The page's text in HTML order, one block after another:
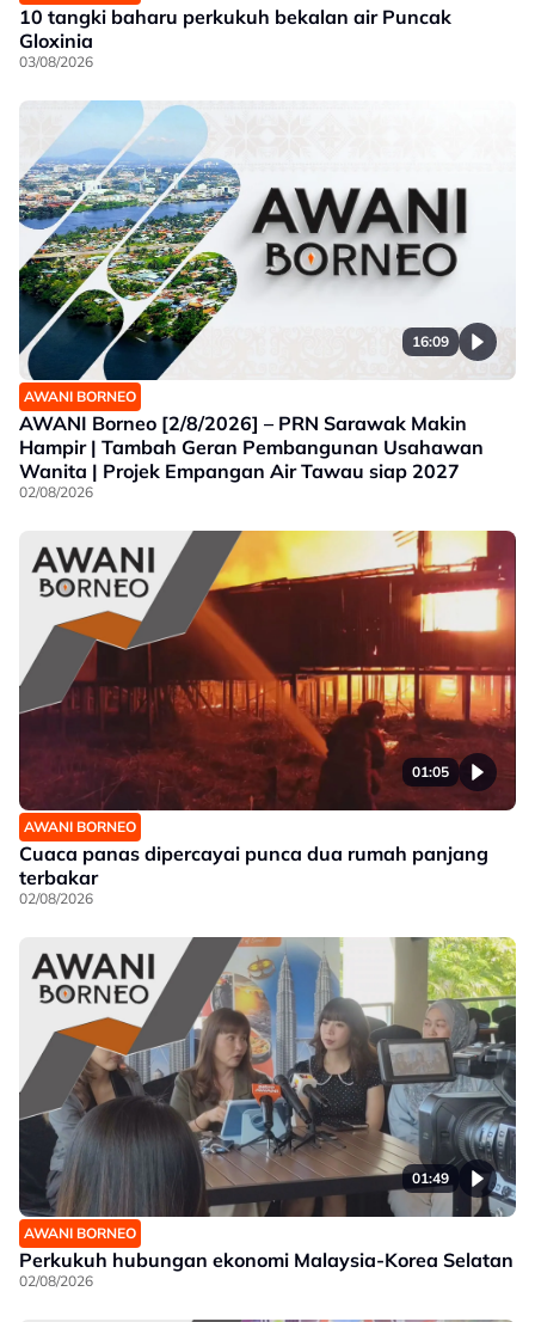
10 tangki baharu perkukuh bekalan air Puncak
Gloxinia
03/08/2026
16:09
AWANI BORNEO
AWANI Borneo [2/8/2026] – PRN Sarawak Makin
Hampir | Tambah Geran Pembangunan Usahawan
Wanita | Projek Empangan Air Tawau siap 2027
02/08/2026
01:05
AWANI BORNEO
Cuaca panas dipercayai punca dua rumah panjang
terbakar
02/08/2026
01:49
AWANI BORNEO
Perkukuh hubungan ekonomi Malaysia-Korea Selatan
02/08/2026